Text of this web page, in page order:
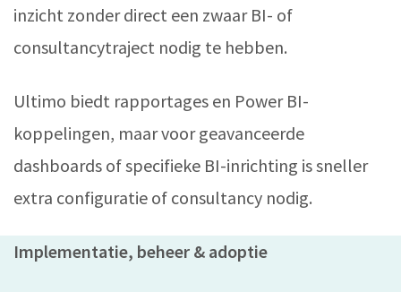
inzicht zonder direct een zwaar BI- of
consultancytraject nodig te hebben.
Ultimo biedt rapportages en Power BI-
koppelingen, maar voor geavanceerde
dashboards of specifieke BI-inrichting is sneller
extra configuratie of consultancy nodig.
Implementatie, beheer & adoptie